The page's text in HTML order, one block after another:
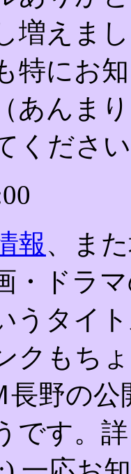
増えま
特にお
あんま
くださ
報、ま
・ドラ
うタイ
クもち
長野の
です。